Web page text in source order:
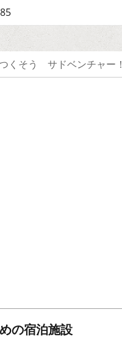
くそう サドベンチャー！
の宿泊施設